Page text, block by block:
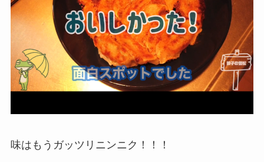
味はもうガッツリニンニク！！！